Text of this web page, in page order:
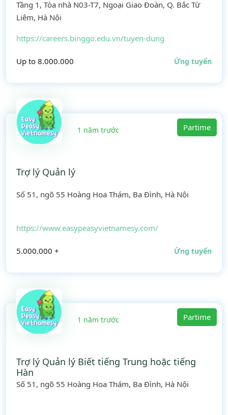
Tầng 1, Tòa nhà N03-T7, Ngoại Giao Đoàn, Q. Bắc Từ
Liêm, Hà Nội
https://careers.binggo.edu.vn/tuyen-dung
Up to 8.000.000 Ứng tuyển
1 năm trước Partime
Trợ lý Quản lý
Số 51, ngõ 55 Hoàng Hoa Thám, Ba Đình, Hà Nội
https://www.easypeasyvietnamesy.com/
5.000.000 + Ứng tuyển
1 năm trước Partime
Trợ lý Quản lý Biết tiếng Trung hoặc tiếng
Hàn
Số 51, ngõ 55 Hoàng Hoa Thám, Ba Đình, Hà Nội